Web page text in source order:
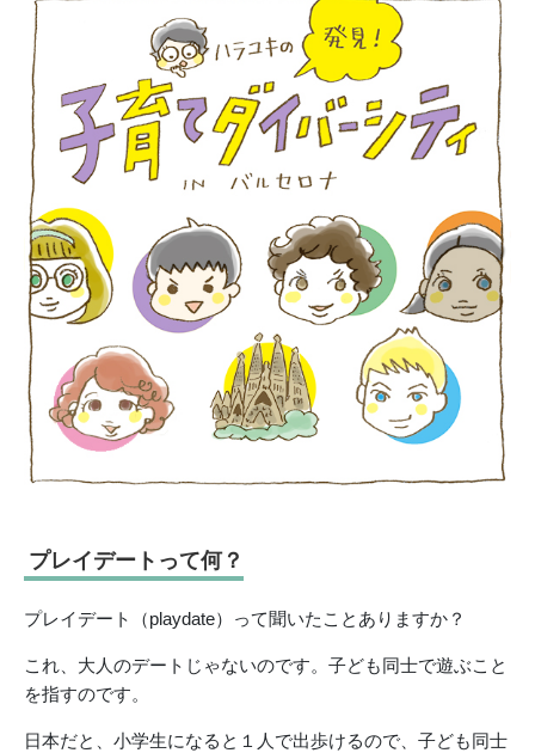
プレイデートって何？
プレイデート（playdate）って聞いたことありますか？
これ、大人のデートじゃないのです。子ども同士で遊ぶこと
を指すのです。
日本だと、小学生になると１人で出歩けるので、子ども同士